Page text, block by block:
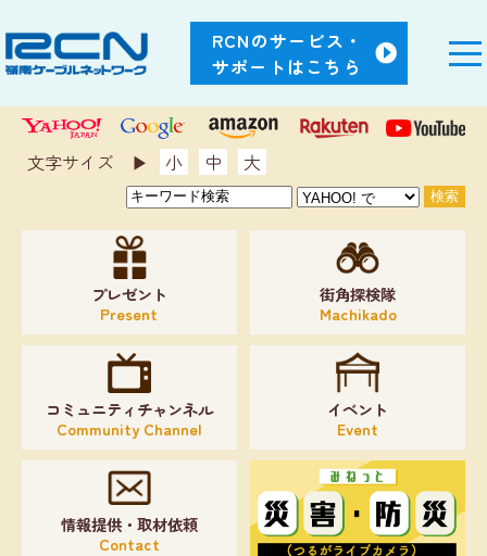
RCNのサービス・
サポートはこちら
文字サイズ ▶︎ 小 中 大
プレゼント
Present
街角探検隊
Machikado
コミュニティチャンネル
Community Channel
イベント
Event
情報提供・取材依頼
Contact